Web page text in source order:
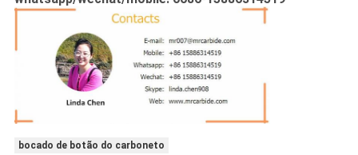
bocado de botão do carboneto